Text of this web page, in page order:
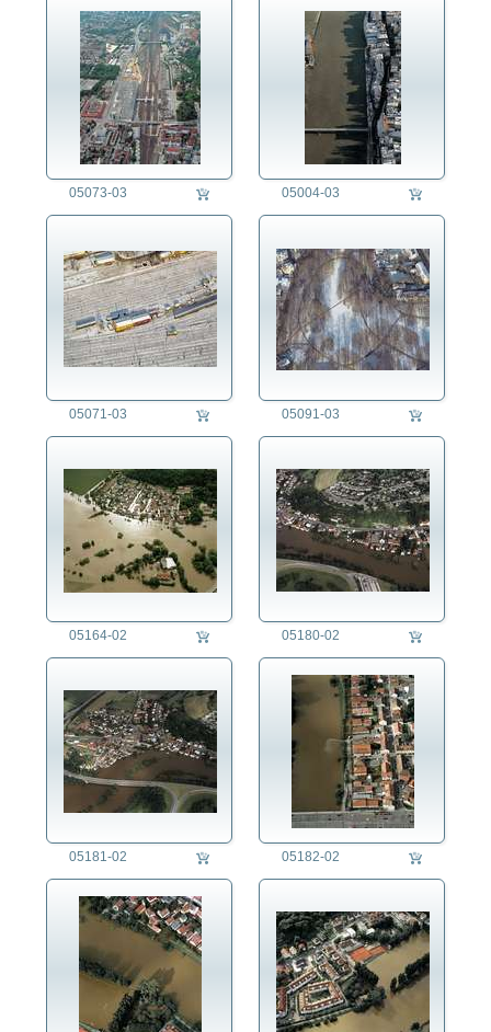
05073-03 05004-03
05071-03 05091-03
05164-02 05180-02
05181-02 05182-02